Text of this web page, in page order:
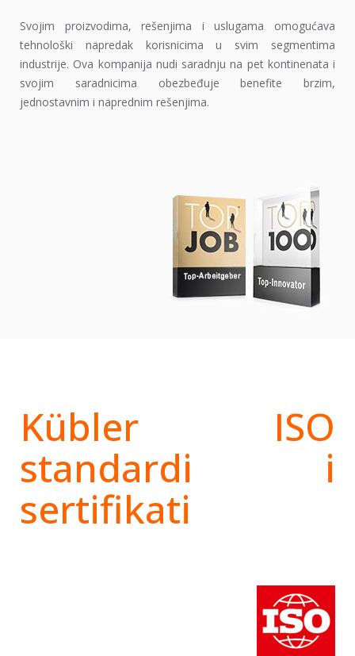
Svojim proizvodima, rešenjima i uslugama omogućava
tehnološki napredak korisnicima u svim segmentima
industrije. Ova kompanija nudi saradnju na pet kontinenata i
svojim saradnicima obezbeđuje benefite brzim,
jednostavnim i naprednim rešenjima.
Kübler ISO
standardi i
sertifikati